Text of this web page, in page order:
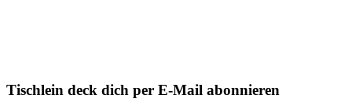
Tischlein deck dich per E-Mail abonnieren